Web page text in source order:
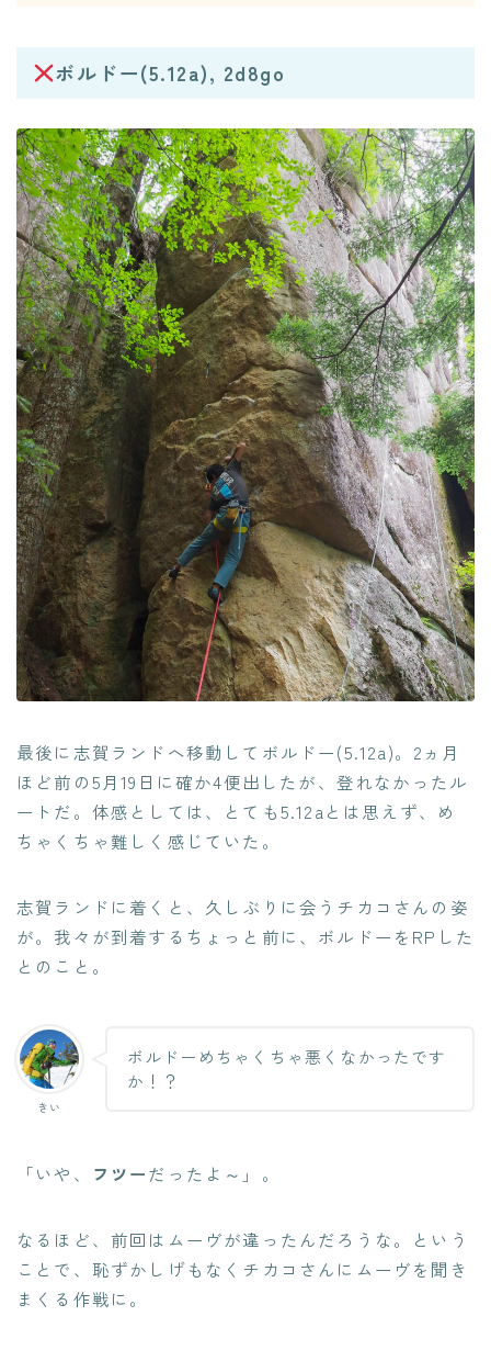
ボルドー(5.12a), 2d8go
最後に志賀ランドへ移動してボルドー(5.12a)。2ヵ月
ほど前の5月19日に確か4便出したが、登れなかったル
ートだ。体感としては、とても5.12aとは思えず、め
ちゃくちゃ難しく感じていた。
志賀ランドに着くと、久しぶりに会うチカコさんの姿
が。我々が到着するちょっと前に、ボルドーをRPした
とのこと。
きい
ボルドーめちゃくちゃ悪くなかったです
か！？
「いや、 フツーだったよ～」。
なるほど、前回はムーヴが違ったんだろうな。という
ことで、恥ずかしげもなくチカコさんにムーヴを聞き
まくる作戦に。